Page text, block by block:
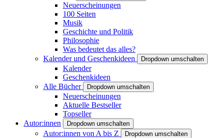
Neuerscheinungen
100 Seiten
Musik
Geschichte und Politik
Philosophie
Was bedeutet das alles?
Kalender und Geschenkideen
Dropdown umschalten
Kalender
Geschenkideen
Alle Bücher
Dropdown umschalten
Neuerscheinungen
Aktuelle Bestseller
Topseller
Autor:innen
Dropdown umschalten
Autor:innen von A bis Z Dropdown umschalten